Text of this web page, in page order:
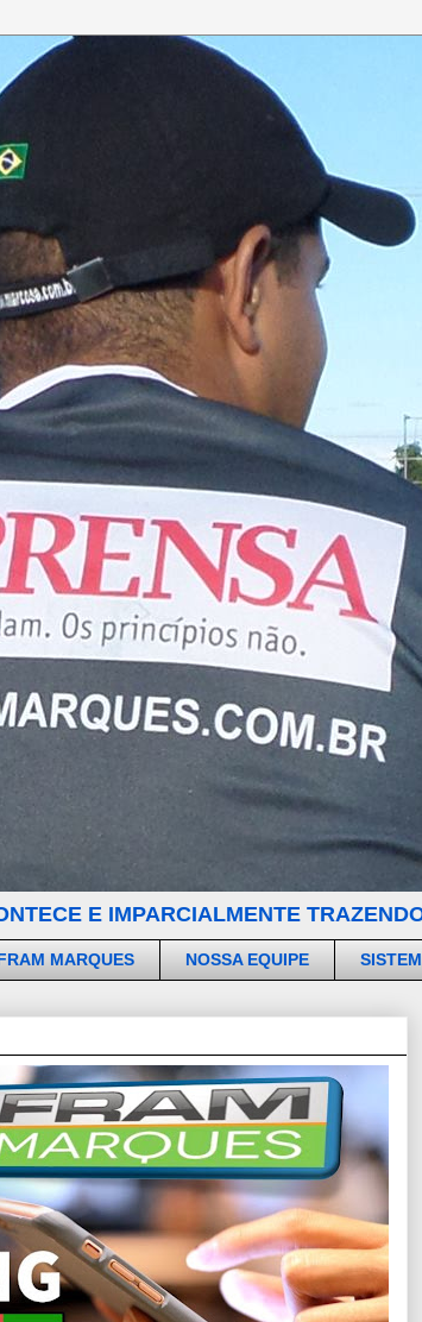
E IMPARCIALMENTE
MARQUES NOSSA EQUIPE